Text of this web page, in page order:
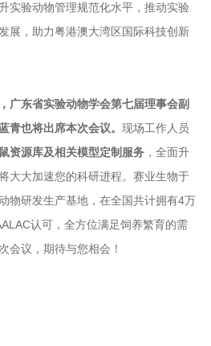
实验动物管理规范化水平，推动实验
展，助力粤港澳大湾区国际科技创新
广东省实验动物学会第七届理事会副
青也将出席本次会议。 现场工作人员
资源库及相关模型定制服务 ，全面升
大大加速您的科研进程。赛业生物于
物研发生产基地，在全国共计拥有4万
认可，全方位满足饲养繁育的需
会议，期待与您相会！